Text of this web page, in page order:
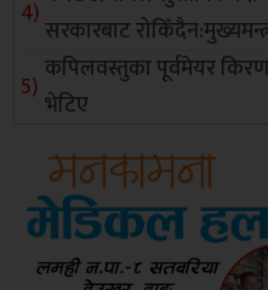
सरकारबाट
कपिलवस्तुका पूर्वमेयर
भेटिए